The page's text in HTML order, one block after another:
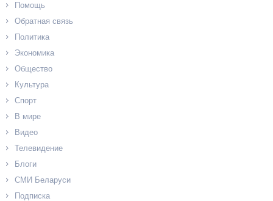
Помощь
Обратная связь
Политика
Экономика
Общество
Культура
Спорт
В мире
Видео
Телевидение
Блоги
СМИ Беларуси
Подписка